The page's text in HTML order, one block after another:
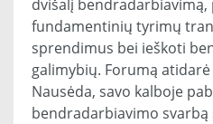
dvišalį
fundamentinių tyrimų
sprendimus bei ieškoti
galimybių. Forumą atidarė
Nausėda, savo kalboje
bendradarbiavimo